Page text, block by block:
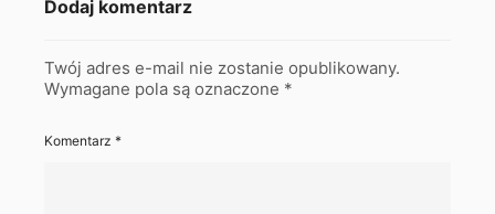
Dodaj komentarz
Twój adres e-mail nie zostanie opublikowany.
Wymagane pola są oznaczone *
Komentarz *